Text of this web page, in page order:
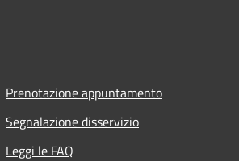
Prenotazione appuntamento
Segnalazione disservizio
Leggi le FAQ